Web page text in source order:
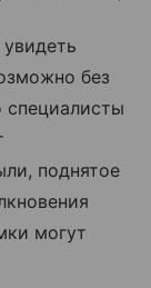
без
специалисты
поднятое
могут